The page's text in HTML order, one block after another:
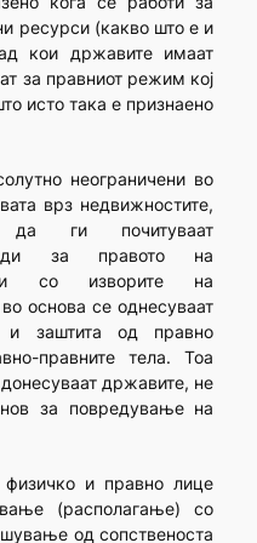
ресурси (какво што е и
кои државите имаат
за правниот режим кој
исто така е признаено
неограничени во
врз недвижностите,
ги почитуваат
за правото на
со изворите на
основа се однесуваат
и заштита од правно
правните тела. Тоа
државите, не
за повредување на
и правно лице
(располагање) со
од сопственоста